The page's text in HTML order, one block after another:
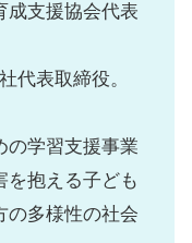
成支援協会代表
代表取締役。
の学習支援事業
を抱える子ども
の多様性の社会